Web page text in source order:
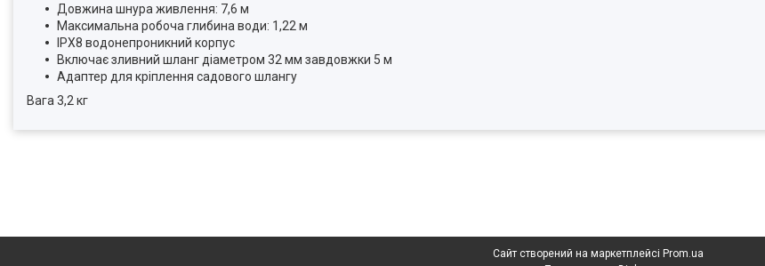
Довжина шнура живлення: 7,6 м
Максимальна робоча глибина води: 1,22 м
IPX8 водонепроникний корпус
Включає зливний шланг діаметром 32 мм завдовжки 5 м
Адаптер для кріплення садового шлангу
Вага 3,2 кг
Сайт створений на маркетплейсі Prom.ua